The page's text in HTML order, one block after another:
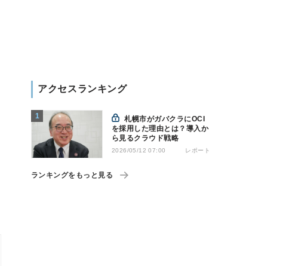
アクセスランキング
札幌市がガバクラにOCI
を採用した理由とは？導入か
ら見るクラウド戦略
2026/05/12 07:00 レポート
ランキングをもっと見る